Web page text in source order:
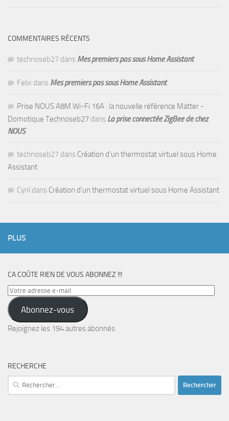
COMMENTAIRES RÉCENTS
technoseb27 dans Mes premiers pas sous Home Assistant
Felix dans Mes premiers pas sous Home Assistant
Prise NOUS A8M Wi-Fi 16A : la nouvelle référence Matter -
Domotique Technoseb27 dans La prise connectée ZigBee de chez
NOUS
technoseb27 dans Création d’un thermostat virtuel sous Home
Assistant
Cyril dans Création d’un thermostat virtuel sous Home Assistant
PLUS
CA COÛTE RIEN DE VOUS ABONNEZ !!!
Votre
adresse
e-
mail
Abonnez-vous
Rejoignez les 194 autres abonnés
RECHERCHE
Rechercher :